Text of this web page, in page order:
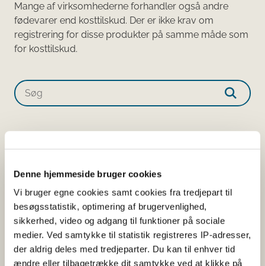
Denne hjemmeside bruger cookies
Vi bruger egne cookies samt cookies fra tredjepart til
besøgsstatistik, optimering af brugervenlighed,
sikkerhed, video og adgang til funktioner på sociale
medier. Ved samtykke til statistik registreres IP-adresser,
der aldrig deles med tredjeparter. Du kan til enhver tid
ændre eller tilbagetrække dit samtykke ved at klikke på
Mange af virksomhederne forhandler også andre
fødevarer end kosttilskud. Der er ikke krav om
registrering for disse produkter på samme måde som
for kosttilskud.​​​​​​
LYTE Drops Dråber
AnmeldelsesID:24232
Virksomhed: LYTE